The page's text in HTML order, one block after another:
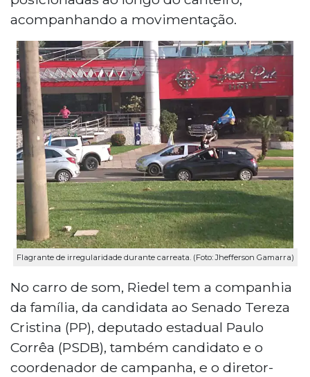
acompanhando a movimentação.
Flagrante de irregularidade durante carreata. (Foto: Jhefferson Gamarra)
No carro de som, Riedel tem a companhia
da família, da candidata ao Senado Tereza
Cristina (PP), deputado estadual Paulo
Corrêa (PSDB), também candidato e o
coordenador de campanha, e o diretor-